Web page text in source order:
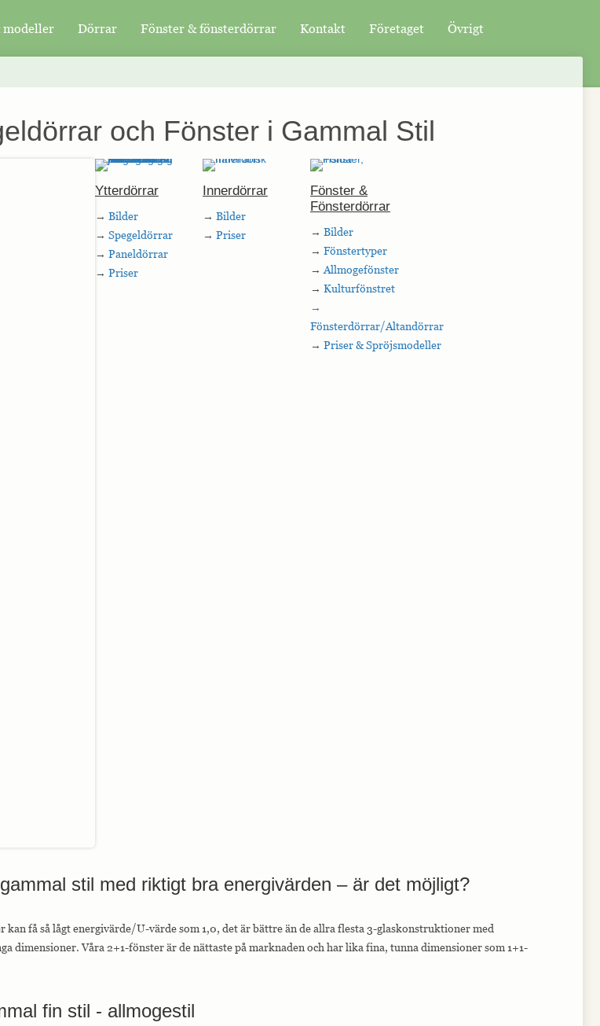
modeller Dörrar Fönster & fönsterdörrar Kontakt Företaget Övrigt
och Fönster i Gammal Stil
Ytterdörrar
→ Bilder
→ Spegeldörrar
→ Paneldörrar
→ Priser
Innerdörrar
→ Bilder
→ Priser
Fönster &
Fönsterdörrar
→ Bilder
→ Fönstertyper
→ Allmogefönster
→ Kulturfönstret
→
Fönsterdörrar/Altandörrar
→ Priser & Spröjsmodeller
stil med riktigt bra energivärden – är det möjligt?
kan få så lågt energivärde/U-värde som 1,0, det är bättre än de allra flesta 3-glaskonstruktioner med
dimensioner. Våra 2+1-fönster är de nättaste på marknaden och har lika fina, tunna dimensioner som 1+1-
fin stil - allmogestil